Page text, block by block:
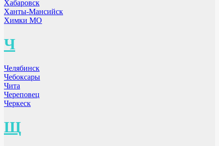
Хабаровск
Ханты-Мансийск
Химки МО
Ч
Челябинск
Чебоксары
Чита
Череповец
Черкеск
Щ